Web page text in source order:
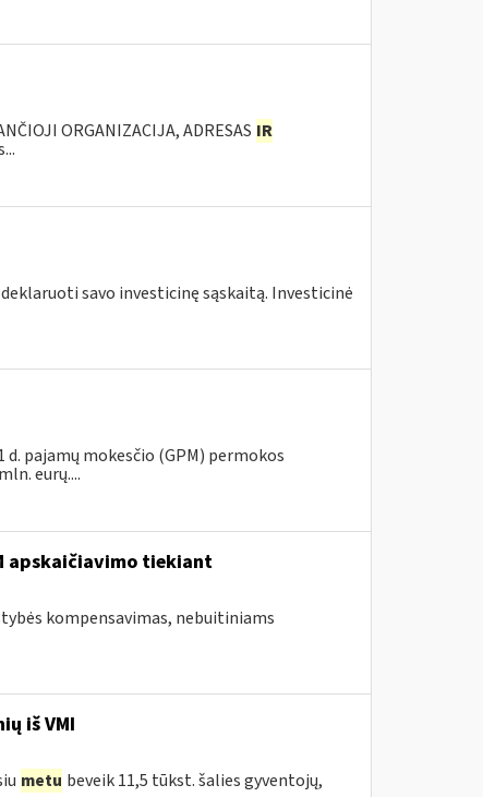
ORGANIZACIJA, ADRESAS IR
savo investicinę sąskaitą. Investicinė
pajamų mokesčio (GPM) permokos
eurų....
apskaičiavimo tiekiant
kompensavimas, nebuitiniams
iš VMI
metu beveik 11,5 tūkst. šalies gyventojų,